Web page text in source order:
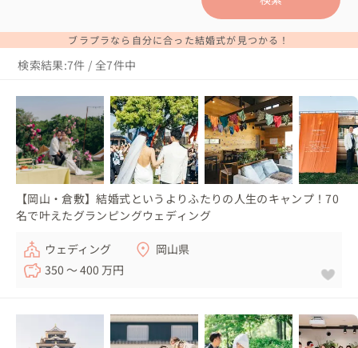
ブラプラなら自分に合った結婚式が見つかる！
検索結果:7件 / 全7件中
【岡山・倉敷】結婚式というよりふたりの人生のキャンプ！70
名で叶えたグランピングウェディング
ウェディング
岡山県
350 〜 400 万円